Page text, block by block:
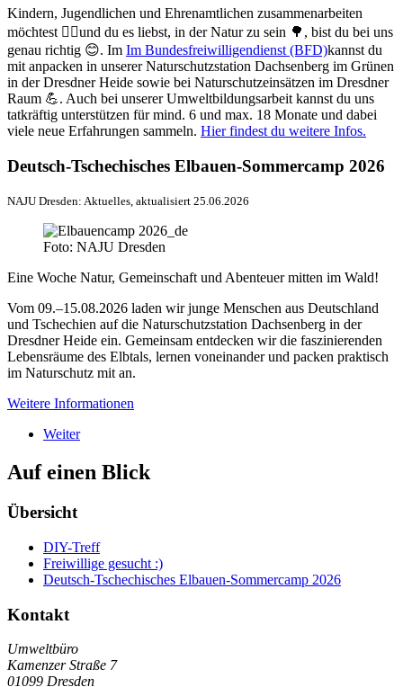
Kindern, Jugendlichen und Ehrenamtlichen zusammenarbeiten
möchtest ✋🏼und du es liebst, in der Natur zu sein 🌳, bist du bei uns
genau richtig 😊. Im Im Bundesfreiwilligendienst (BFD)kannst du
mit anpacken in unserer Naturschutzstation Dachsenberg im Grünen
in der Dresdner Heide sowie bei Naturschutzeinsätzen im Dresdner
Raum 💪. Auch bei unserer Umweltbildungsarbeit kannst du uns
tatkräftig unterstützen für mind. 6 und max. 18 Monate und dabei
viele neue Erfahrungen sammeln. Hier findest du weitere Infos.
Deutsch-Tschechisches Elbauen-Sommercamp 2026
NAJU Dresden: Aktuelles, aktualisiert 25.06.2026
Foto: NAJU Dresden
Eine Woche Natur, Gemeinschaft und Abenteuer mitten im Wald!
Vom 09.–15.08.2026 laden wir junge Menschen aus Deutschland
und Tschechien auf die Naturschutzstation Dachsenberg in der
Dresdner Heide ein. Gemeinsam entdecken wir die faszinierenden
Lebensräume des Elbtals, lernen voneinander und packen praktisch
im Naturschutz mit an.
Weitere Informationen
Weiter
Auf einen Blick
Übersicht
DIY-Treff
Freiwillige gesucht :)
Deutsch-Tschechisches Elbauen-Sommercamp 2026
Kontakt
Umweltbüro
Kamenzer Straße 7
01099 Dresden